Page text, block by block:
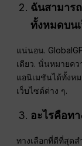
ฉันสามาร
ทั้งหมดบน
แน่นอน.
เดียว. นั่นหมายค
แอนิเมชันได้ทั้งห
เว็บไซต์ต่าง ๆ.
อะไรคือท
ทางเลือกที่ดีที่สุด